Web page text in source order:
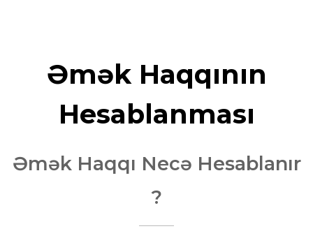
Əmək Haqqının
Hesablanması
Əmək Haqqı Necə Hesablanır
?